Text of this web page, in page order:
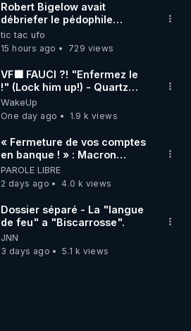
Robert Bigelow avait
débriefer le pédophile
génocidaire de donald j
trump
tic tac ufo
15 hours ago
729 views
VF🟩 FAUCI ?! "Enfermez le
!" (Lock him up!) - Quartz
Traduction
WakeUp
One day ago
1.9 k views
« Fermeture de vos comptes
en banque ! » : Macron
impose une loi folle !
PAROLE LIBRE
2 days ago
4.0 k views
Dossier séparé - La "langue
de feu" a "Biscarrosse".
JNN
3 days ago
5.1 k views